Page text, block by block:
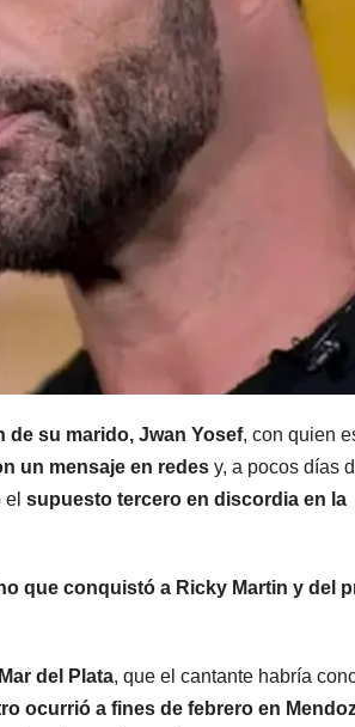
de su marido, Jwan Yosef, con quien
un mensaje en redes y, a pocos días
supuesto tercero en discordia en la
que conquistó a Ricky Martin y del
del Plata, que el cantante habría
ocurrió a fines de febrero en
se
al
de
para
los
en
de
2026
volvió
temblar:
vecinos
un
7 AGOSTO,